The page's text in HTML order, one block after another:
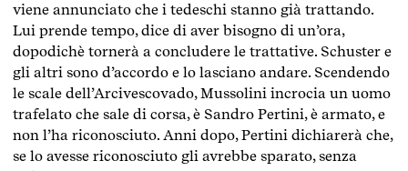
viene annunciato che i tedeschi stanno già trattando.
Lui prende tempo, dice di aver bisogno di un’ora,
dopodichè tornerà a concludere le trattative. Schuster e
gli altri sono d’accordo e lo lasciano andare. Scendendo
le scale dell’Arcivescovado, Mussolini incrocia un uomo
trafelato che sale di corsa, è Sandro Pertini, è armato, e
non l’ha riconosciuto. Anni dopo, Pertini dichiarerà che,
se lo avesse riconosciuto gli avrebbe sparato, senza